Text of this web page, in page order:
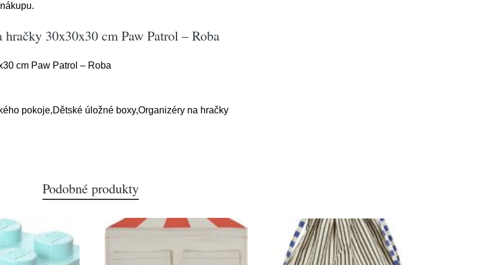
30x30x30 cm Paw Patrol – Roba
cm Paw Patrol – Roba
pokoje,Dětské úložné boxy,Organizéry na hračky
Podobné produkty